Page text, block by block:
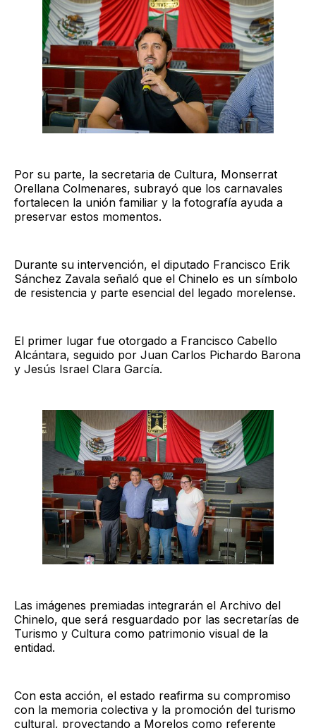
Por su parte, la secretaria de Cultura, Monserrat
Orellana Colmenares, subrayó que los carnavales
fortalecen la unión familiar y la fotografía ayuda a
preservar estos momentos.
Durante su intervención, el diputado Francisco Erik
Sánchez Zavala señaló que el Chinelo es un símbolo
de resistencia y parte esencial del legado morelense.
El primer lugar fue otorgado a Francisco Cabello
Alcántara, seguido por Juan Carlos Pichardo Barona
y Jesús Israel Clara García.
Las imágenes premiadas integrarán el Archivo del
Chinelo, que será resguardado por las secretarías de
Turismo y Cultura como patrimonio visual de la
entidad.
Con esta acción, el estado reafirma su compromiso
con la memoria colectiva y la promoción del turismo
cultural, proyectando a Morelos como referente